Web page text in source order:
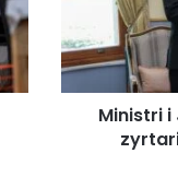
Ministri